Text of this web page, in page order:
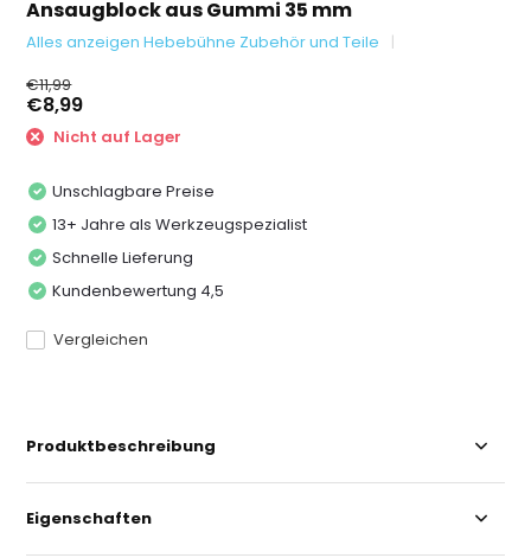
Ansaugblock aus Gummi 35 mm
Alles anzeigen Hebebühne Zubehör und Teile
€11,99
€8,99
Nicht auf Lager
Unschlagbare Preise
13+ Jahre als Werkzeugspezialist
Schnelle Lieferung
Kundenbewertung 4,5
Vergleichen
Produktbeschreibung
Eigenschaften